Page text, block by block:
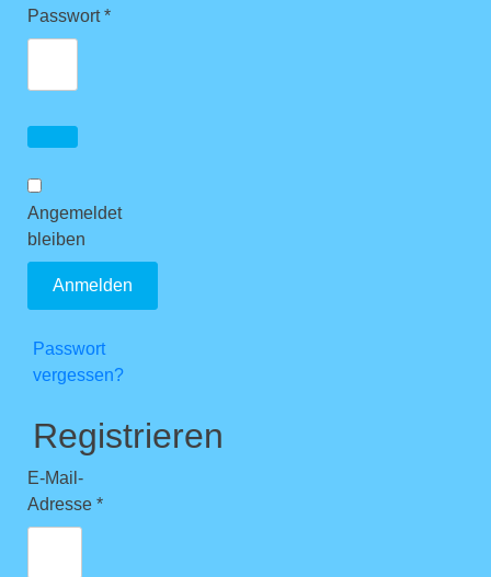
Passwort*Erforderlich
Angemeldet
bleiben
Anmelden
Passwort
vergessen?
Registrieren
E-Mail-
Adresse *Erforderlich